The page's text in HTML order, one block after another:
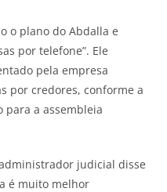
o plano do Abdalla e
por telefone”. Ele
pela empresa
por credores, conforme a
para a assembleia
judicial disse
é muito melhor